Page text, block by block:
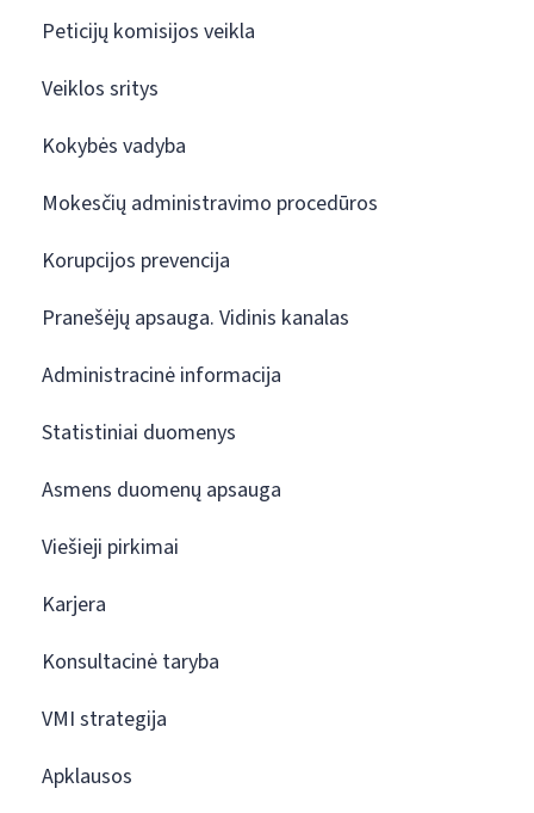
Peticijų komisijos veikla
Veiklos sritys
Kokybės vadyba
Mokesčių administravimo procedūros
Korupcijos prevencija
Pranešėjų apsauga. Vidinis kanalas
Administracinė informacija
Statistiniai duomenys
Asmens duomenų apsauga
Viešieji pirkimai
Karjera
Konsultacinė taryba
VMI strategija
Apklausos